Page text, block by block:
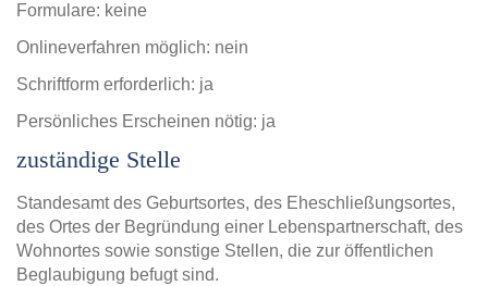
Formulare: keine
Onlineverfahren möglich: nein
Schriftform erforderlich: ja
Persönliches Erscheinen nötig: ja
zuständige Stelle
Standesamt des Geburtsortes, des Eheschließungsortes,
des Ortes der Begründung einer Lebenspartnerschaft, des
Wohnortes sowie sonstige Stellen, die zur öffentlichen
Beglaubigung befugt sind.